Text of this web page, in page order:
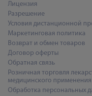
Лицензия
Разрешение
Условия дистанционной
Маркетинговая политика
Возврат и обмен товаров
Договор оферты
Обратная связь
Розничная торговля
медицинского
Обработка персональных